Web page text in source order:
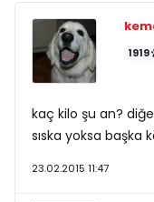
1919
kaç kilo şu an?
sıska yoksa başka
23.02.2015 11:47